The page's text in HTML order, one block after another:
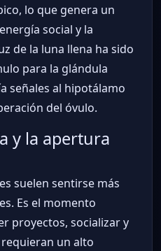
lo que genera un
social y la
de la luna llena ha sido
para la glándula
señales al hipotálamo
del óvulo.
y la apertura
suelen sentirse más
Es el momento
proyectos, socializar y
un alto